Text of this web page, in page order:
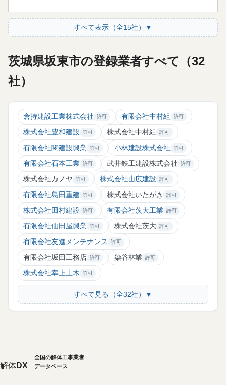
すべて表示（全15社）▼
茨城県坂東市の登録業者すべて（32
社）
倉持建設工業株式会社 許可 有限会社中村組 許可
株式会社豊和建設 許可 株式会社中村組 許可
有限会社関建設興業 許可 小林建設株式会社 許可
有限会社石本工業 許可 武井鉄工建設株式会社 許可
株式会社カノヤ 許可 株式会社山広建設 許可
有限会社島田重建 許可 株式会社いたがき 許可
株式会社田村建設 許可 有限会社茨大工業 許可
有限会社仙田屋興業 許可 株式会社茨大 許可
有限会社友進メンテナンス 許可
有限会社坂田工務店 許可 染谷林業 許可
株式会社幸上土木 許可
すべて見る（全32社）▼
解体DX
全国の解体工事業者
データベース